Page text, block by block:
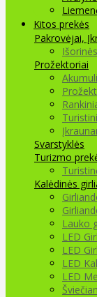
Kitos prekės
Pakrovėjai,
Prožektoriai
Svarstyklės
Turizmo
Kalėdinės
Lauko
LED
LED
LED
LED